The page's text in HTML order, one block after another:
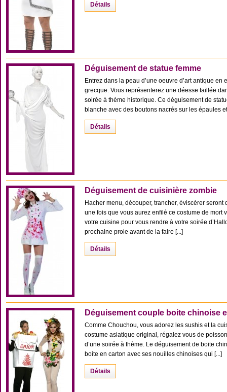
Détails
Déguisement de statue femme
Entrez dans la peau d’une oeuvre d’art antique
grecque. Vous représenterez une déesse taillée
soirée à thème historique. Ce déguisement de
blanche avec des boutons nacrés sur les épaules
Détails
Déguisement de cuisinière zombie
Hacher menu, découper, trancher, éviscérer
une fois que vous aurez enfilé ce costume de mort
votre cuisine pour vous rendre à votre soirée
prochaine proie avant de la faire [...]
Détails
Déguisement couple boite chinoise
Comme Chouchou, vous adorez les sushis et la
costume asiatique original, régalez vous de
d’une soirée à thème. Le déguisement de boite
boite en carton avec ses nouilles chinoises qui [...]
Détails